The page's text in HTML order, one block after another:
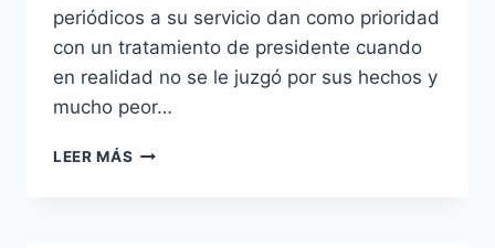
periódicos a su servicio dan como prioridad
con un tratamiento de presidente cuando
en realidad no se le juzgó por sus hechos y
mucho peor…
LEER MÁS ALAN